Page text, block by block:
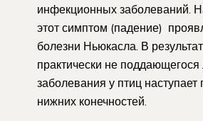
инфекционных заболеваний.
этот симптом (падение)
болезни Ньюкасла. В
практически не
заболевания у птиц наступает
нижних конечностей.